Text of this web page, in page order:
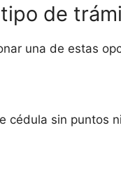
de
una de estas
cédula sin puntos